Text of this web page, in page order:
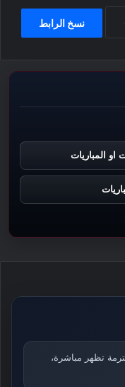
نسخ الرابط
او المباريات
تظهر مباشرة،